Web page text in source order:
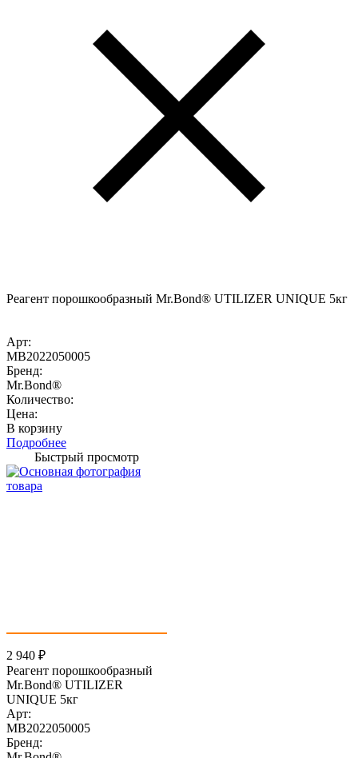
Реагент порошкообразный Mr.Bond® UTILIZER UNIQUE 5кг
Арт:
MB2022050005
Бренд:
Mr.Bond®
Количество:
Цена:
В корзину
Подробнее
Быстрый просмотр
2 940 ₽
Реагент порошкообразный
Mr.Bond® UTILIZER
UNIQUE 5кг
Арт:
MB2022050005
Бренд: